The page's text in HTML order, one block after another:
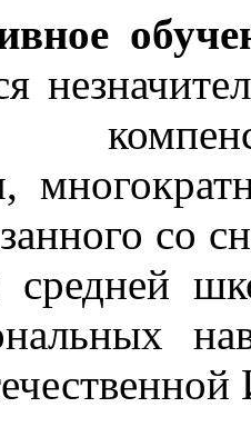
со
средней